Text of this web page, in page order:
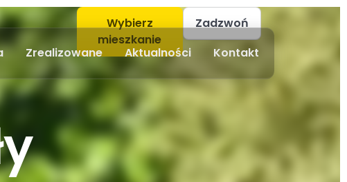
Zrealizowane Aktualności Kontakt
Wybierz
mieszkanie
Zadzwoń